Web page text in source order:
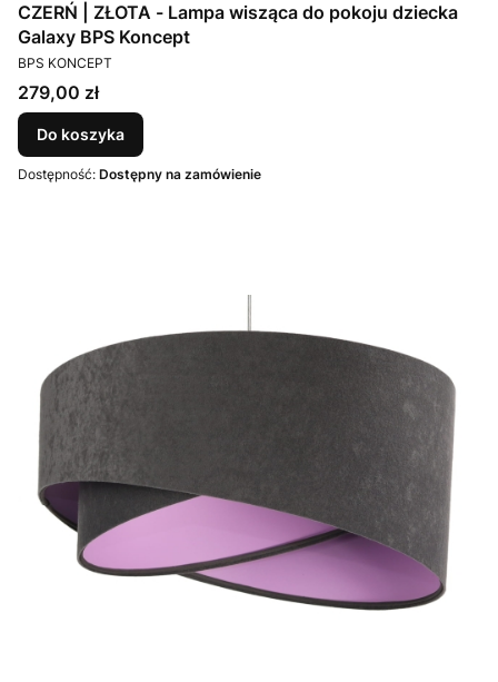
CZERŃ | ZŁOTA - Lampa wisząca do pokoju dziecka
Galaxy BPS Koncept
PRODUCENT
BPS KONCEPT
Cena
279,00 zł
Do koszyka
Dostępność: Dostępny na zamówienie